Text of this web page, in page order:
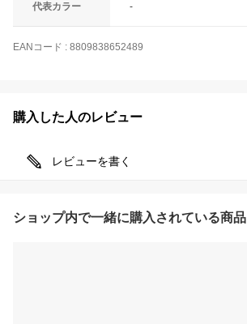
代表カラー -
EANコード : 8809838652489
購入した人のレビュー
レビューを書く
ショップ内で一緒に購入されている商品